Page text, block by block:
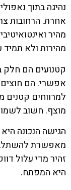
אחרת. הרחובות
מהיר
מהירות ולא תמיד
קטנועים הם חלק
אפשרי. הם חוצים
למרווחים קטנים
מוצף. חשוב
הגישה הנכונה
מאפשרת להשתלב
זהיר מדי עלול
היא המפתח.